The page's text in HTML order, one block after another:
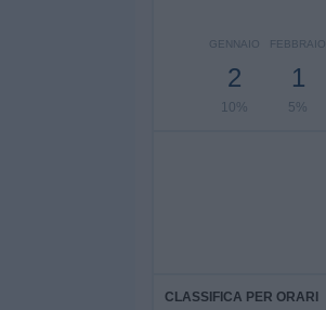
GENNAIO
2
10%
FEBBRAIO
1
5%
CLASSIFICA PER ORARI